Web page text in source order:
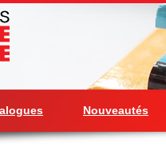
Nouveautés